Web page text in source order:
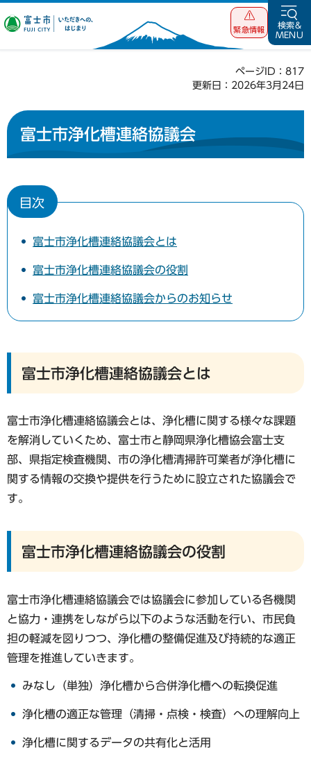
富士市 いただ
緊急情報
検索&
MENU
ページID：817
更新日：2026年3月24日
富士市浄化槽連絡協議会
目次
富士市浄化槽連絡協議会とは
富士市浄化槽連絡協議会の役割
富士市浄化槽連絡協議会からのお知らせ
富士市浄化槽連絡協議会とは
富士市浄化槽連絡協議会とは、浄化槽に関する様々な課題
を解消していくため、富士市と静岡県浄化槽協会富士支
部、県指定検査機関、市の浄化槽清掃許可業者が浄化槽に
関する情報の交換や提供を行うために設立された協議会で
す。
富士市浄化槽連絡協議会の役割
富士市浄化槽連絡協議会では協議会に参加している各機関
と協力・連携をしながら以下のような活動を行い、市民負
担の軽減を図りつつ、浄化槽の整備促進及び持続的な適正
管理を推進していきます。
みなし（単独）浄化槽から合併浄化槽への転換促進
浄化槽の適正な管理（清掃・点検・検査）への理解向上
浄化槽に関するデータの共有化と活用